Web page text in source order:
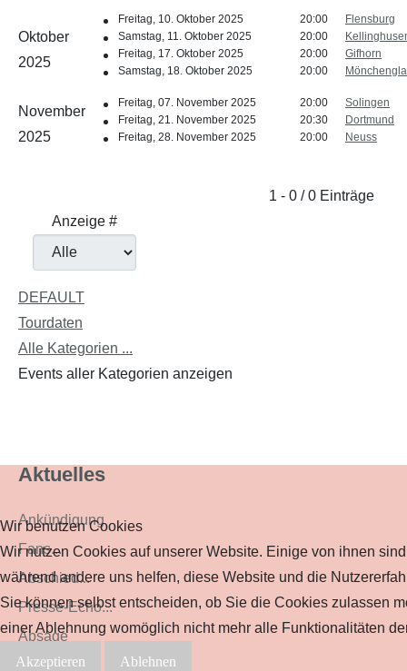
Aktuelles
Ankündigung
Fans...
Abschied...
Presse-Echo...
Absage
Oktober
2025
Freitag, 10. Oktober 2025 20:00
Flensburg
Samstag, 11. Oktober 2025
20:00
Freitag, 17. Oktober 2025
20:00
Gifhorn
Samstag, 18. Oktober 2025
20:00
November
2025
Freitag, 07. November 2025 20:00
Solingen
Freitag, 21. November 2025
20:30
Dortmund
Freitag, 28. November 2025
20:00 Neuss
1 - 0 / 0 Einträge
Anzeige #
DEFAULT
Tourdaten
Alle Kategorien ...
Events aller Kategorien anzeigen
Wir benutzen Cookies
Wir nutzen Cookies auf unserer Website. Einige von ihnen
während andere uns helfen, diese Website und die
Sie können selbst entscheiden, ob Sie die Cookies zulassen
einer Ablehnung womöglich nicht mehr alle Funktionalitäten
Akzeptieren Ablehnen